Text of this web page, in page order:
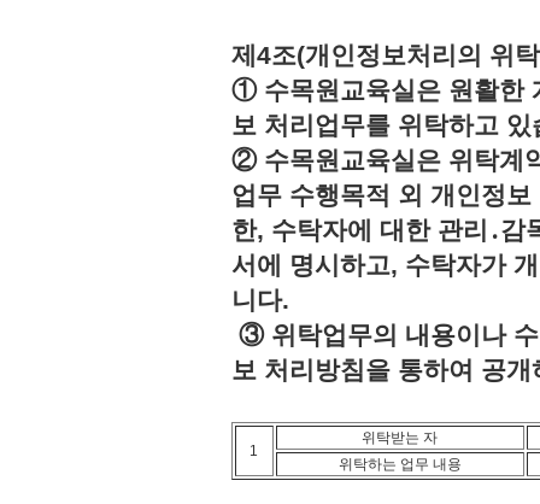
제4조(개인정보처리의 위
① 수목원교육실은 원활한
보 처리업무를 위탁하고
② 수목원교육실은 위탁계
업무 수행목적 외 개인정
한, 수탁자에 대한 관리․감
서에 명시하고, 수탁자가
니다.
③ 위탁업무의 내용이나
보 처리방침을 통하여 공
1
위탁받는 자
위탁하는 업무 내용